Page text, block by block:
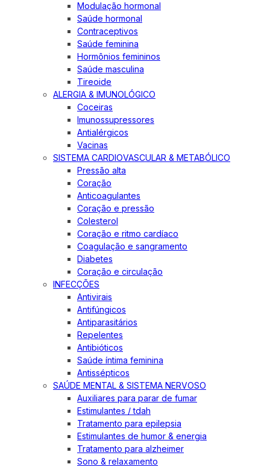
Modulação hormonal
Saúde hormonal
Contraceptivos
Saúde feminina
Hormônios femininos
Saúde masculina
Tireoide
ALERGIA & IMUNOLÓGICO
Coceiras
Imunossupressores
Antialérgicos
Vacinas
SISTEMA CARDIOVASCULAR & METABÓLICO
Pressão alta
Coração
Anticoagulantes
Coração e pressão
Colesterol
Coração e ritmo cardíaco
Coagulação e sangramento
Diabetes
Coração e circulação
INFECÇÕES
Antivirais
Antifúngicos
Antiparasitários
Repelentes
Antibióticos
Saúde íntima feminina
Antissépticos
SAÚDE MENTAL & SISTEMA NERVOSO
Auxiliares para parar de fumar
Estimulantes / tdah
Tratamento para epilepsia
Estimulantes de humor & energia
Tratamento para alzheimer
Sono & relaxamento